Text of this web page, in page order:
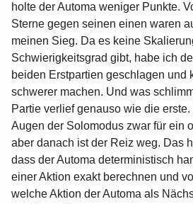
holte der Automa weniger Punkte.
Sterne gegen seinen einen waren
meinen Sieg. Da es keine
Schwierigkeitsgrad gibt, habe ich
beiden Erstpartien geschlagen und
schwerer machen. Und was
Partie verlief genauso wie die
Augen der Solomodus zwar für ein
aber danach ist der Reiz weg. Das
dass der Automa deterministisch
einer Aktion exakt berechnen und
welche Aktion der Automa als